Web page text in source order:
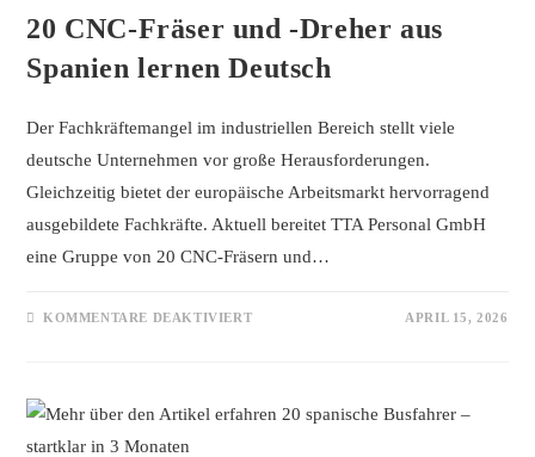
20 CNC-Fräser und -Dreher aus
Spanien lernen Deutsch
Der Fachkräftemangel im industriellen Bereich stellt viele
deutsche Unternehmen vor große Herausforderungen.
Gleichzeitig bietet der europäische Arbeitsmarkt hervorragend
ausgebildete Fachkräfte. Aktuell bereitet TTA Personal GmbH
eine Gruppe von 20 CNC-Fräsern und…
KOMMENTARE DEAKTIVIERT APRIL 15, 2026